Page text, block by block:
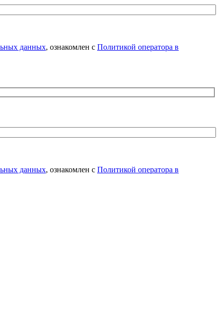
данных, ознакомлен с Политикой оператора в
данных, ознакомлен с Политикой оператора в